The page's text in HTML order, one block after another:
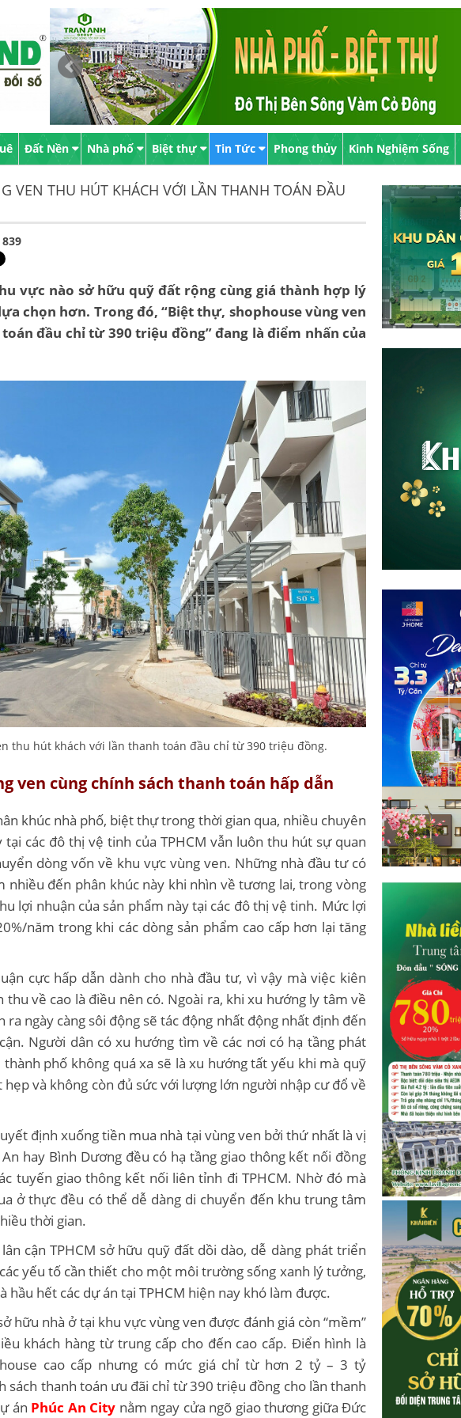
Đất Nền Nhà phố Biệt thự Tin Tức Phong thủy Kinh Nghiệm Sống
VEN THU HÚT KHÁCH VỚI LẦN THANH TOÁN ĐẦU
839
vực nào sở hữu quỹ đất rộng cùng giá thành hợp lý
chọn hơn. Trong đó, “Biệt thự, shophouse vùng ven
đầu chỉ từ 390 triệu đồng” đang là điểm nhấn của
thu hút khách với lần thanh toán đầu chỉ từ 390 triệu đồng.
ven cùng chính sách thanh toán hấp dẫn
khúc nhà phố, biệt thự trong thời gian qua, nhiều chuyên
tại các đô thị vệ tinh của TPHCM vẫn luôn thu hút sự quan
dòng vốn về khu vực vùng ven. Những nhà đầu tư có
nhiều đến phân khúc này khi nhìn về tương lai, trong vòng
lợi nhuận của sản phẩm này tại các đô thị vệ tinh. Mức lợi
năm trong khi các dòng sản phẩm cao cấp hơn lại tăng
cực hấp dẫn dành cho nhà đầu tư, vì vậy mà việc kiên
thu về cao là điều nên có. Ngoài ra, khi xu hướng ly tâm về
ra ngày càng sôi động sẽ tác động nhất động nhất định đến
Người dân có xu hướng tìm về các nơi có hạ tầng phát
phố không quá xa sẽ là xu hướng tất yếu khi mà quỹ
và không còn đủ sức với lượng lớn người nhập cư đổ về
định xuống tiền mua nhà tại vùng ven bởi thứ nhất là vị
hay Bình Dương đều có hạ tầng giao thông kết nối đồng
tuyến giao thông kết nối liên tỉnh đi TPHCM. Nhờ đó mà
ở thực đều có thể dễ dàng di chuyển đến khu trung tâm
thời gian.
cận TPHCM sở hữu quỹ đất dồi dào, dễ dàng phát triển
yếu tố cần thiết cho một môi trường sống xanh lý tưởng,
hầu hết các dự án tại TPHCM hiện nay khó làm được.
hữu nhà ở tại khu vực vùng ven được đánh giá còn “mềm”
khách hàng từ trung cấp cho đến cao cấp. Điển hình là
cao cấp nhưng có mức giá chỉ từ hơn 2 tỷ – 3 tỷ
sách thanh toán ưu đãi chỉ từ 390 triệu đồng cho lần thanh
án Phúc An City nằm ngay cửa ngõ giao thương giữa Đức